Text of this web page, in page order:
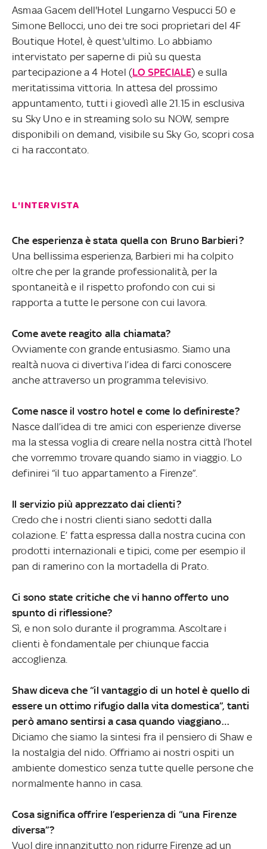
Asmaa Gacem dell'Hotel Lungarno Vespucci 50 e
Simone Bellocci, uno dei tre soci proprietari del 4F
Boutique Hotel, è quest'ultimo. Lo abbiamo
intervistato per saperne di più su questa
partecipazione a 4 Hotel (LO SPECIALE) e sulla
meritatissima vittoria. In attesa del prossimo
appuntamento, tutti i giovedì alle 21.15 in esclusiva
su Sky Uno e in streaming solo su NOW, sempre
disponibili on demand, visibile su Sky Go, scopri cosa
ci ha raccontato.
L'INTERVISTA
Che esperienza è stata quella con Bruno Barbieri?
Una bellissima esperienza, Barbieri mi ha colpito
oltre che per la grande professionalità, per la
spontaneità e il rispetto profondo con cui si
rapporta a tutte le persone con cui lavora.
Come avete reagito alla chiamata?
Ovviamente con grande entusiasmo. Siamo una
realtà nuova ci divertiva l’idea di farci conoscere
anche attraverso un programma televisivo.
Come nasce il vostro hotel e come lo definireste?
Nasce dall’idea di tre amici con esperienze diverse
ma la stessa voglia di creare nella nostra città l’hotel
che vorremmo trovare quando siamo in viaggio. Lo
definirei “il tuo appartamento a Firenze”.
Il servizio più apprezzato dai clienti?
Credo che i nostri clienti siano sedotti dalla
colazione. E’ fatta espressa dalla nostra cucina con
prodotti internazionali e tipici, come per esempio il
pan di ramerino con la mortadella di Prato.
Ci sono state critiche che vi hanno offerto uno
spunto di riflessione?
Sì, e non solo durante il programma. Ascoltare i
clienti è fondamentale per chiunque faccia
accoglienza.
Shaw diceva che “il vantaggio di un hotel è quello di
essere un ottimo rifugio dalla vita domestica”, tanti
però amano sentirsi a casa quando viaggiano…
Diciamo che siamo la sintesi fra il pensiero di Shaw e
la nostalgia del nido. Offriamo ai nostri ospiti un
ambiente domestico senza tutte quelle persone che
normalmente hanno in casa.
Cosa significa offrire l’esperienza di “una Firenze
diversa”?
Vuol dire innanzitutto non ridurre Firenze ad un